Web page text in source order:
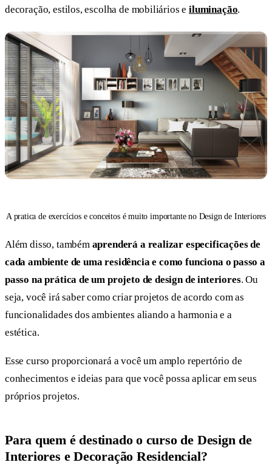
decoração, estilos, escolha de mobiliários eiluminação.
A pratica de exercícios e conceitos é muito importante no Design de Interiores
Além disso, também aprenderá a realizar especificações de
cada ambiente de uma residência e como funciona o passo a
passo na prática de um projeto de design de interiores. Ou
seja, você irá saber como criar projetos de acordo com as
funcionalidades dos ambientes aliando a harmonia e a
estética.
Esse curso proporcionará a você um amplo repertório de
conhecimentos e ideias para que você possa aplicar em seus
próprios projetos.
Para quem é destinado o curso de Design de
Interiores e Decoração Residencial?